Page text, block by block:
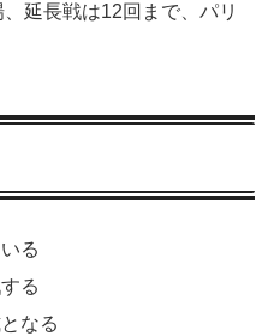
延長戦は12回まで、パリ
る
る
なる